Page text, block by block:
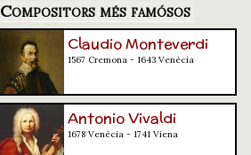
Compositors més famósos
Claudio Monteverdi
1567 Cremona - 1643 Venècia
Antonio Vivaldi
1678 Venècia - 1741 Viena